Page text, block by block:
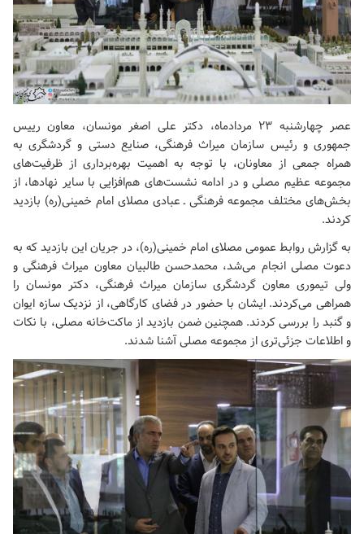
عصر چهارشنبه ۲۳ مردادماه، دکتر علی اصغر مونسان، معاون رییس
جمهوری و رئیس سازمان میراث فرهنگی، صنایع دستی و گردشگری به
همراه جمعی از معاونان، با توجه به اهمیت بهره‌برداری از ظرفیت‌های
مجموعه عظیم مصلی و در ادامه نشست‌های هم‌افزایی با سایر نهادها، از
بخش‌های مختلف مجموعه فرهنگی ـ عبادی مصلای امام خمینی(ره) بازدید
کردند.
به گزارش روابط عمومی مصلای امام خمینی(ره)، در جریان این بازدید که به
دعوت مصلی انجام می‌شد، محمدحسن طالبیان معاون میراث فرهنگی و
ولی تیموری معاون گردشگری سازمان میراث فرهنگی، دکتر مونسان را
همراهی می‌کردند. ایشان با حضور در فضای کارگاهی، از نزدیک سازه ایوان
و گنبد را بررسی کردند. همچنین ضمن بازدید از ماکت‌خانه مصلی، با نکات
و اطلاعات جزئی‌تری از مجموعه مصلی آشنا شدند.